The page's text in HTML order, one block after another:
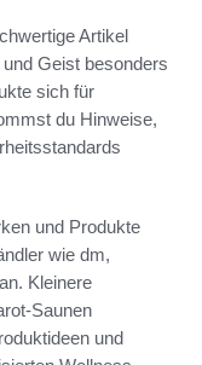
Artikel
Geist besonders
sich für
du Hinweise,
und Produkte
wie dm,
Kleinere
Saunen
und